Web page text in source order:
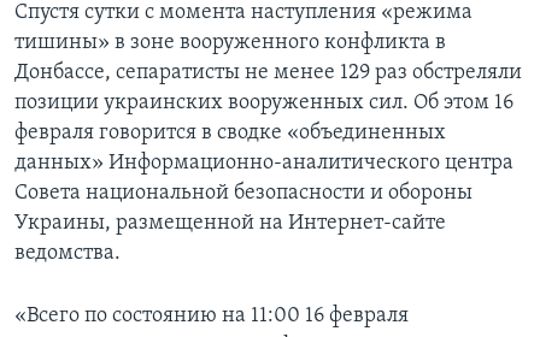
Спустя сутки с момента наступления «режима
тишины» в зоне вооруженного конфликта в
Донбассе, сепаратисты не менее 129 раз обстреляли
позиции украинских вооруженных сил. Об этом 16
февраля говорится в сводке «объединенных
данных» Информационно-аналитического центра
Совета национальной безопасности и обороны
Украины, размещенной на Интернет-сайте
ведомства.
«Всего по состоянию на 11:00 16 февраля